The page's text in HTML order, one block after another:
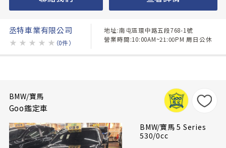
丞特車業有限公司
★ ★ ★ ★ ★ （0件）
地址:南屯區環中路五段768-1號
營業時間:10:00AM~21:00PM 周日公休
BMW/寶馬
Goo鑑定車
BMW/寶馬 5 Series
530/0cc